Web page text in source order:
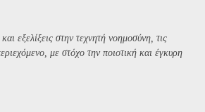
εξελίξεις στην τεχνητή νοημοσύνη, τις
με στόχο την ποιοτική και έγκυρη